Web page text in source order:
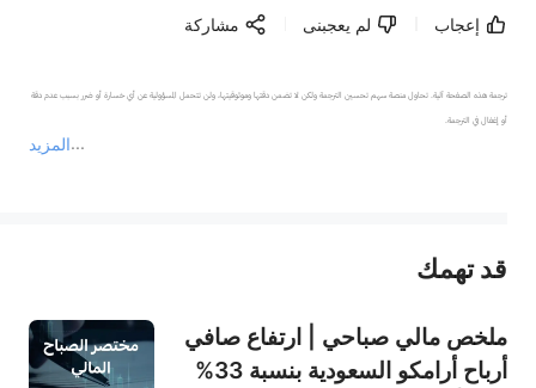
إعجاب لم يعجبنى مشاركة
المزيد
ترجمة هذه الصفحة آلية. تحاول منصة سهم تحسين الترجمة ولكن لا تضمن دقتها وموثوقيتها، ولن تتحمل المسؤولية عن أي خسارة أو ضرر بسبب عدم دقة
أو إغفال في الترجمة.
عند الضرورة، يرجى استشارة مستشار استثمار محترف. لا تقدم منصة سهم أي مشورة استثمارية، ولا تقدم أي التزامات أو ضمانات.
قد تهمك
ملخص مالي صباحي | ارتفاع صافي
أرباح أرامكو السعودية بنسبة 33%